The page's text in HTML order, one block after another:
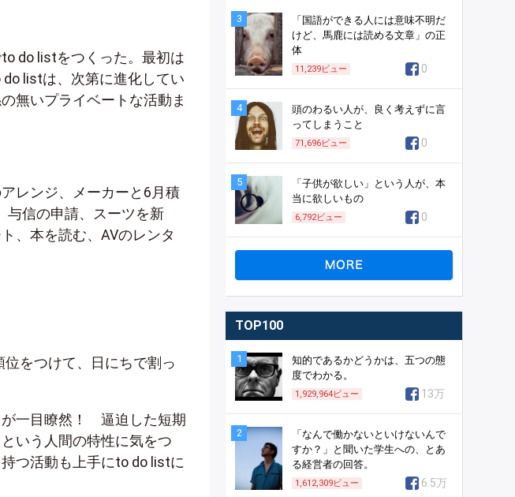
do listをつくった。最初は
listは、次第に進化してい
無いプライベートな活動ま
レンジ、メーカーと6月積
与信の申請、スーツを新
、本を読む、AVのレンタ
をつけて、日にちで割っ
が一目瞭然！ 逼迫した短期
いう人間の特性に気をつ
つ活動も上手にto do listに
3
「国語ができる人には意味不明だ
けど、馬鹿には読める文章」の正
体
11,239ビュー 0
4
頭のわるい人が、良く考えずに言
ってしまうこと
71,696ビュー 0
5
「子供が欲しい」という人が、本
当に欲しいもの
6,792ビュー 0
TOP100
1
知的であるかどうかは、五つの態
度でわかる。
1,929,964ビュー 13万
2
「なんで働かないといけないんで
すか？」と聞いた学生への、とあ
る経営者の回答。
1,612,309ビュー 6.5万